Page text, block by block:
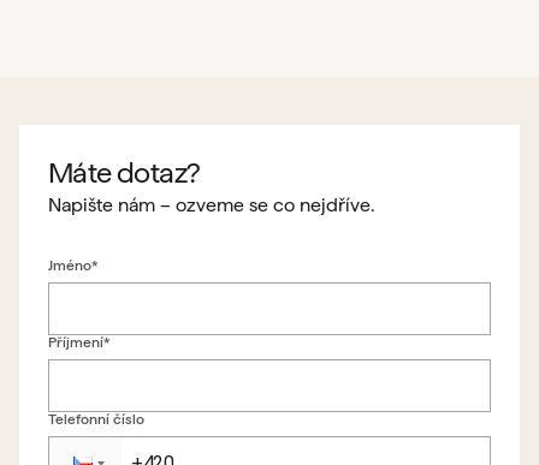
Máte dotaz?
Napište nám – ozveme se co nejdříve.
Jméno*
Příjmení*
Telefonní číslo